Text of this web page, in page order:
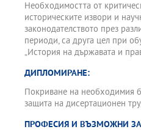
Необходимостта от
историческите извори и
законодателството през
периоди, са друга цел при
„История на държавата и
ДИПЛОМИРАНЕ:
Покриване на необходимия
защита на дисертационен
ПРОФЕСИЯ И ВЪЗМОЖНИ